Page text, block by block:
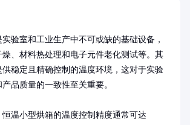
实验室和工业生产中不可或缺的基础设备，
燥、材料热处理和电子元件老化测试等。其
稳定且精确控制的温度环境，这对于实验
品质量的一致性至关重要。
温小型烘箱的温度控制精度通常可达